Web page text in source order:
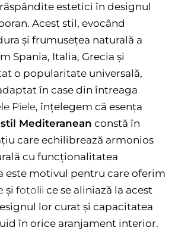
estetici în designul
Acest stil, evocând
și frumusețea naturală a
Spania, Italia, Grecia și
o popularitate universală,
în case din întreaga
Piele, înțelegem că esența
stil Mediteranean constă în
care echilibrează armonios
cu funcționalitatea
este motivul pentru care oferim
și fotolii ce se aliniază la acest
lor curat și capacitatea
în orice aranjament interior.